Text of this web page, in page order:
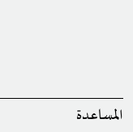
المساعدة